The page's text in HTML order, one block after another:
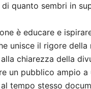
quanto sembri in
è educare e
unisce il rigore della
chiarezza della
un pubblico ampio a
tempo stesso